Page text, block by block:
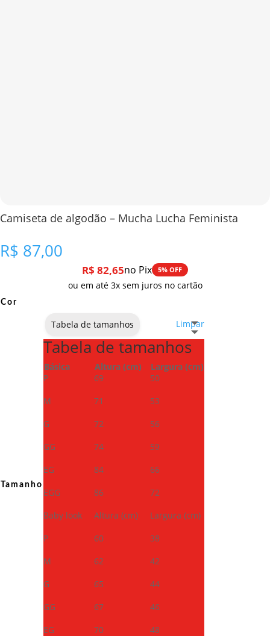
Camiseta de algodão – Mucha Lucha Feminista
R$ 87,00
R$ 82,65no Pix 5% OFF
ou em até 3x sem juros no cartão
Cor
Tamanho
Limpar
Tabela de tamanhos
Tabela de tamanhos
Básica Altura (cm)
Largura (cm)
P
69
50
M
71
53
G
72
56
GG
74
59
EG
84
66
EGG
86
72
Baby look
Altura (cm)
Largura (cm)
P
60
38
M
62
42
G
65
44
GG
67
46
EG
70 48